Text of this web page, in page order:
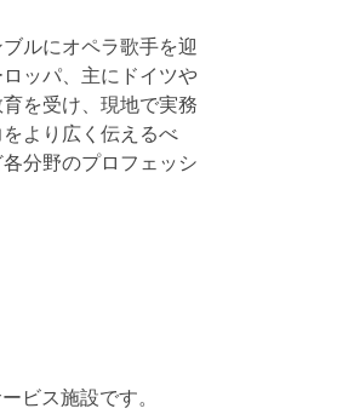
ルにオペラ歌手を迎
ッパ、主にドイツや
を受け、現地で実務
より広く伝えるべ
分野のプロフェッシ
ビス施設です。